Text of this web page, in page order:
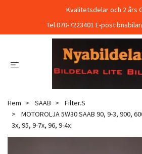
Kvalitetsdelar och 2 års
Tel.070-7223401 E-post:
Hem SAAB
Filter.S
MOTOROLJA 5W30 SAAB 90, 9-3, 900,
3x, 95, 9-7x, 96, 9-4x